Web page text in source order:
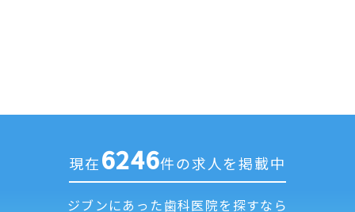
現在6246件の求人を掲載中
ジブンにあった歯科医院を探すなら